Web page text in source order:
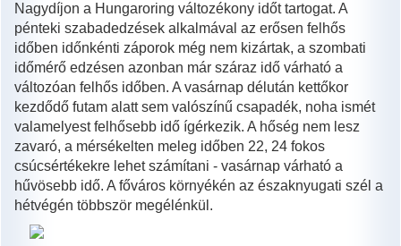
Nagydíjon a Hungaroring változékony időt tartogat. A
pénteki szabadedzések alkalmával az erősen felhős
időben időnkénti záporok még nem kizártak, a szombati
időmérő edzésen azonban már száraz idő várható a
változóan felhős időben. A vasárnap délután kettőkor
kezdődő futam alatt sem valószínű csapadék, noha ismét
valamelyest felhősebb idő ígérkezik. A hőség nem lesz
zavaró, a mérsékelten meleg időben 22, 24 fokos
csúcsértékekre lehet számítani - vasárnap várható a
hűvösebb idő. A főváros környékén az északnyugati szél a
hétvégén többször megélénkül.